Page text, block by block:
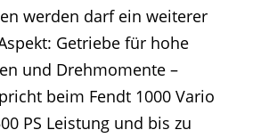
werden darf ein weiterer
Getriebe für hohe
und Drehmomente –
beim Fendt 1000 Vario
PS Leistung und bis zu